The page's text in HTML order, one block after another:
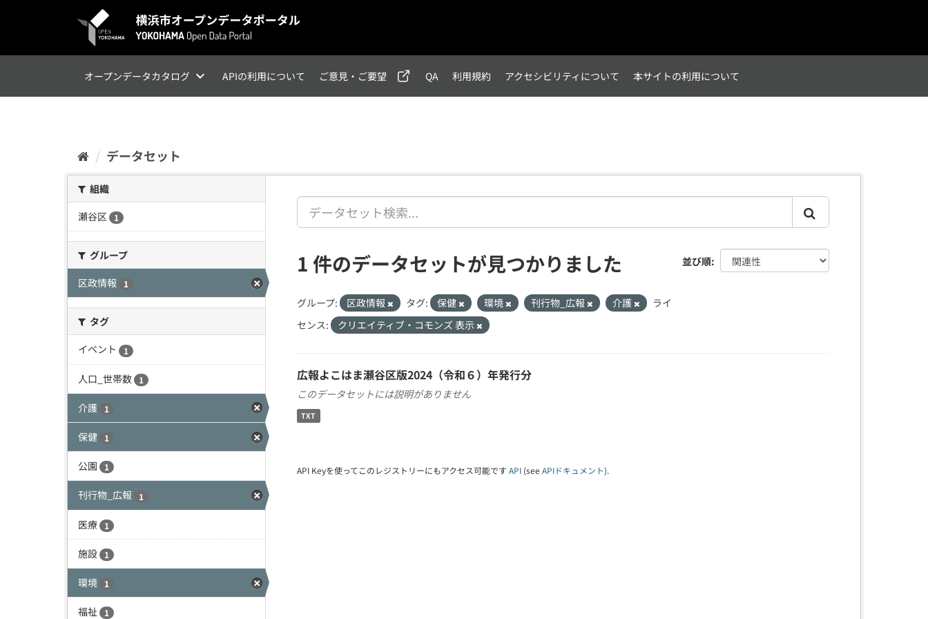
オープンデータカタログ APIの利用について ご意見・ご要望 QA 利用規約 アクセシビリティについて 本サイトの利用について
データセット
組織
瀬谷区
1
グループ
区政情報
1
タグ
イベント
1
人口_世帯数 1
介護 1
保健 1
公園 1
刊行物_広報 1
医療 1
施設 1
環境 1
福祉 1
並び順
1 件のデータセットが見つかりました
グループ: 区政情報 タグ: 保健 環境 刊行物_広報 介護
ライ
センス:
クリエイティブ・コモンズ 表示
広報よこはま瀬谷区版2024（令和６）年発行分
このデータセットには説明がありません
TXT
API Keyを使ってこのレジストリーにもアクセス可能です API (see APIドキュメント).